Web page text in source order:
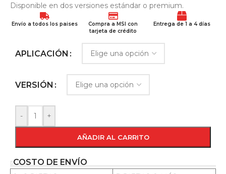
Disponible en dos versiones estándar o premium.
Envío a todos los paises
Compra a MSI con
tarjeta de crédito
Entrega de 1 a 4 días
APLICACIÓN
VERSIÓN
- +
AÑADIR AL CARRITO
COSTO DE ENVÍO